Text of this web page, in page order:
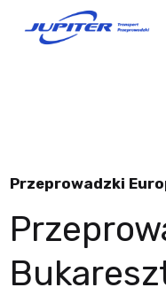
Przeprowadzki